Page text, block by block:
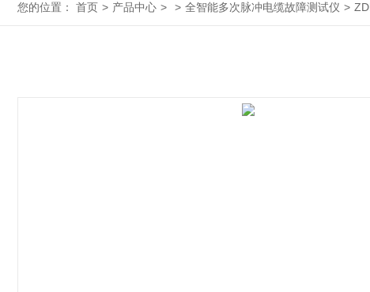
您的位置： 首页 > 产品中心 > > 全智能多次脉冲电缆故障测试仪 >